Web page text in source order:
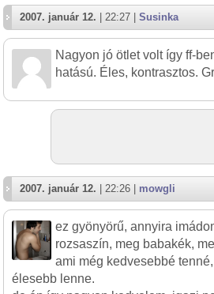
2007. január 12. | 22:27 | Susinka
Nagyon jó ötlet volt így ff-
hatású. Éles, kontrasztos.
2007. január 12. | 22:26 | mowgli
ez gyönyörű, annyira
rozsaszín, meg babakék,
ami még kedvesebbé
élesebb lenne.